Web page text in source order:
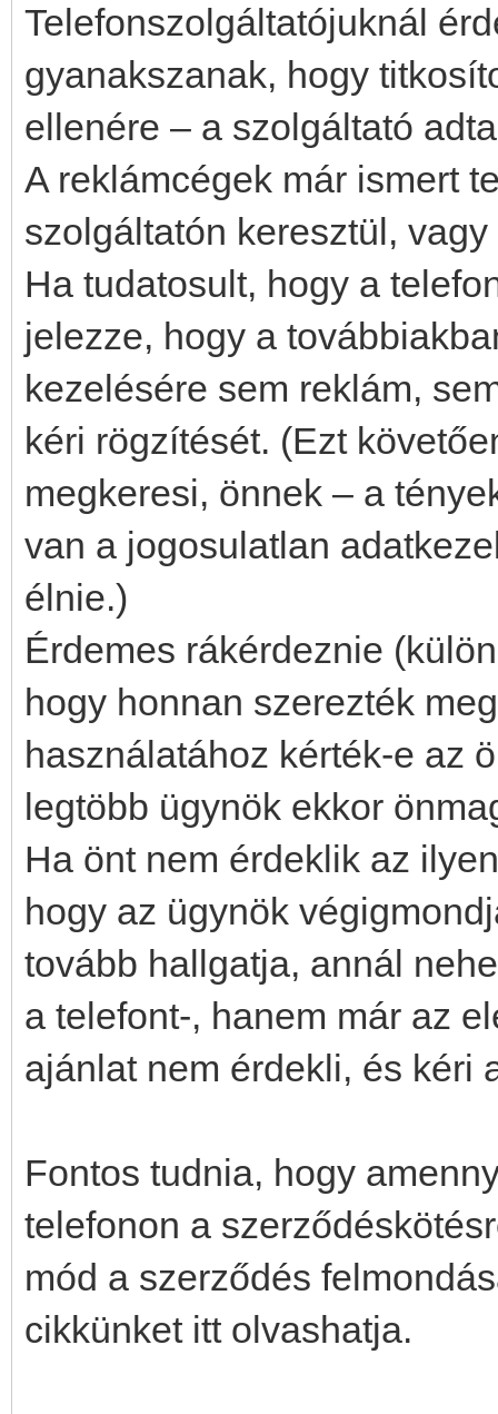
Telefonszolgáltatójuknál
gyanakszanak, hogy
ellenére – a szolgáltató
A reklámcégek már ismert
szolgáltatón keresztül,
Ha tudatosult, hogy a
jelezze, hogy a
kezelésére sem reklám,
kéri rögzítését. (Ezt
megkeresi, önnek – a
van a jogosulatlan
élnie.)
Érdemes rákérdeznie
hogy honnan szerezték
használatához kérték-e az
legtöbb ügynök ekkor
Ha önt nem érdeklik az
hogy az ügynök
tovább hallgatja, annál
a telefont-, hanem már az
ajánlat nem érdekli, és kéri
Fontos tudnia, hogy
telefonon a
mód a szerződés
cikkünket itt olvashatja.